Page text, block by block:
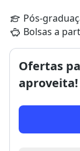
Pós-
Bolsas a
Ofertas
aproveita!